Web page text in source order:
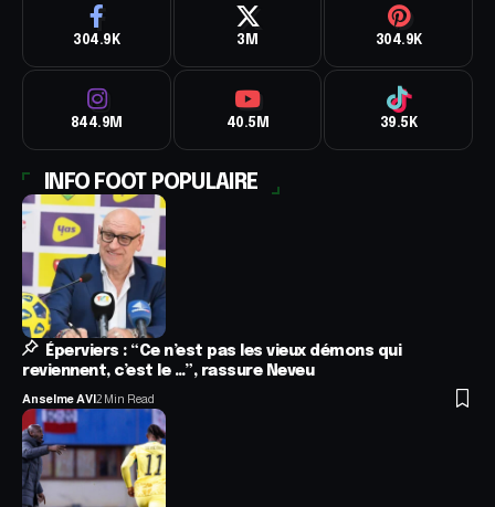
304.9K 3M 304.9K
844.9M 40.5M 39.5K
INFO FOOT POPULAIRE
Éperviers : “Ce n’est pas les vieux démons qui
reviennent, c’est le …”, rassure Neveu
Anselme AVI2 Min Read